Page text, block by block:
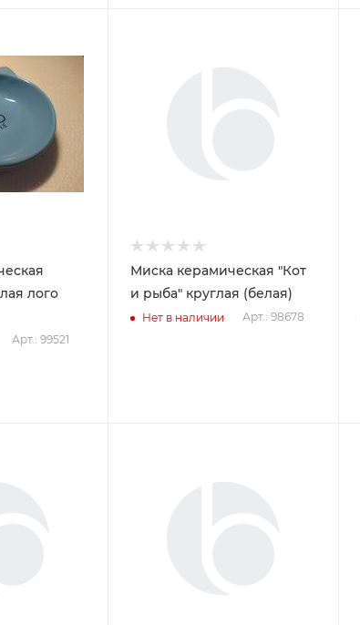
лого
Арт.: 99521
Миска керамическая "Кот
и рыба" круглая (белая)
Нет в наличии Арт.: 98678